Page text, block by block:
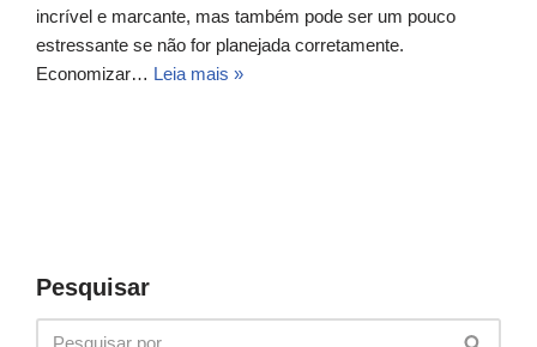
incrível e marcante, mas também pode ser um pouco
estressante se não for planejada corretamente.
Economizar… Leia mais »
Pesquisar